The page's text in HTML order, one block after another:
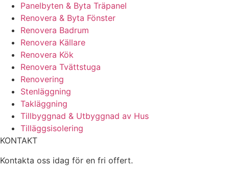
Panelbyten & Byta Träpanel
Renovera & Byta Fönster
Renovera Badrum
Renovera Källare
Renovera Kök
Renovera Tvättstuga
Renovering
Stenläggning
Takläggning
Tillbyggnad & Utbyggnad av Hus
Tilläggsisolering
KONTAKT
Kontakta oss idag för en fri offert.